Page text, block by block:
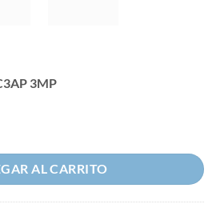
3MP
3MP cantidad
AL CARRITO